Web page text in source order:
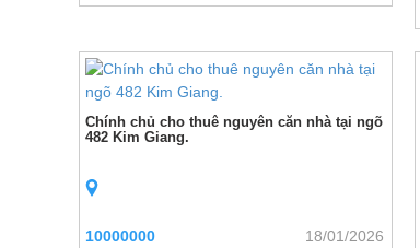
Chính chủ cho thuê nguyên căn nhà tại ngõ
482 Kim Giang.
10000000 18/01/2026